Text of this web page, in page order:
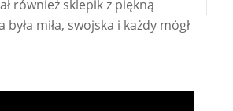
również sklepik z piękną
miła, swojska i każdy mógł